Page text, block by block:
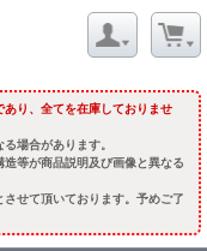
り、全てを在庫しておりませ
場合があります。
等が商品説明及び画像と異なる
せて頂いております。予めご了